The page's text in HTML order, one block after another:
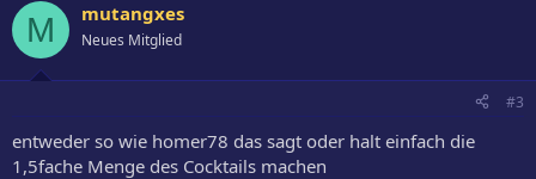
M mutangxes
Neues Mitglied
#3
entweder so wie homer78 das sagt oder halt einfach die
1,5fache Menge des Cocktails machen